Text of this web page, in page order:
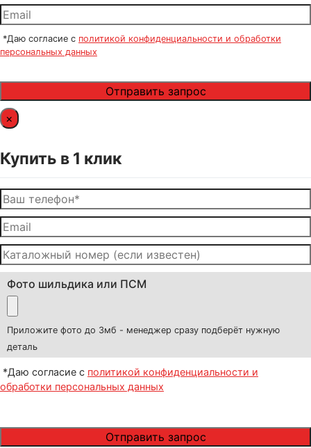
*Даю согласие с политикой конфиденциальности и обработки
персональных данных
×
Купить в 1 клик
Фото шильдика или ПСМ
Приложите фото до 3мб - менеджер сразу подберёт нужную
деталь
*Даю согласие с политикой конфиденциальности и
обработки персональных данных